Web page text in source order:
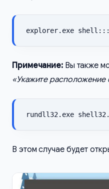
explorer.exe
Примечание:Вы также
«Укажите расположение
rundll32.exe
В этом случае будет